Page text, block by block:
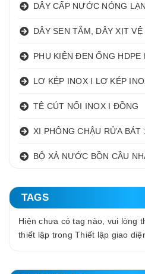
DÂY CẤP NƯỚC NÓNG
DÂY SEN TẮM, DÂY XỊT VỆ
PHỤ KIỆN ĐEN ỐNG HDPE
LƠ KÉP INOX I LƠ KÉP
TÊ CÚT NỐI INOX I ĐỒNG
XI PHÔNG CHẬU RỬA BÁT
BỘ XẢ NƯỚC BỒN CẦU
TAGS
Hiện chưa có tag nào, vui lòng
thiết lập trong Thiết lập giao